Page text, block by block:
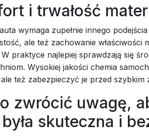
i trwałość
wymaga zupełnie innego
ale też zachowanie właściwości
praktyce najlepiej sprawdzają się
Wysokiej jakości chemia
też zabezpieczyć je przed szybkim
zwrócić uwagę,
skuteczna i